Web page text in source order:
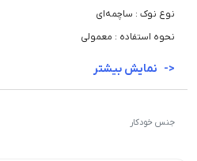
نوع نوک : ساچمه‌ای
نحوه استفاده : معمولی
جنس خودکار